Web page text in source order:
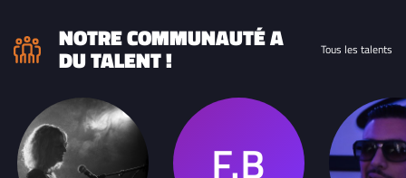
NOTRE COMMUNAUTÉ A
DU TALENT ! Tous les talents